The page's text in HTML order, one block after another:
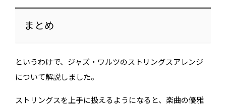
まとめ
というわけで、ジャズ・ワルツのストリングスアレンジ
について解説しました。
ストリングスを上手に扱えるようになると、楽曲の優雅